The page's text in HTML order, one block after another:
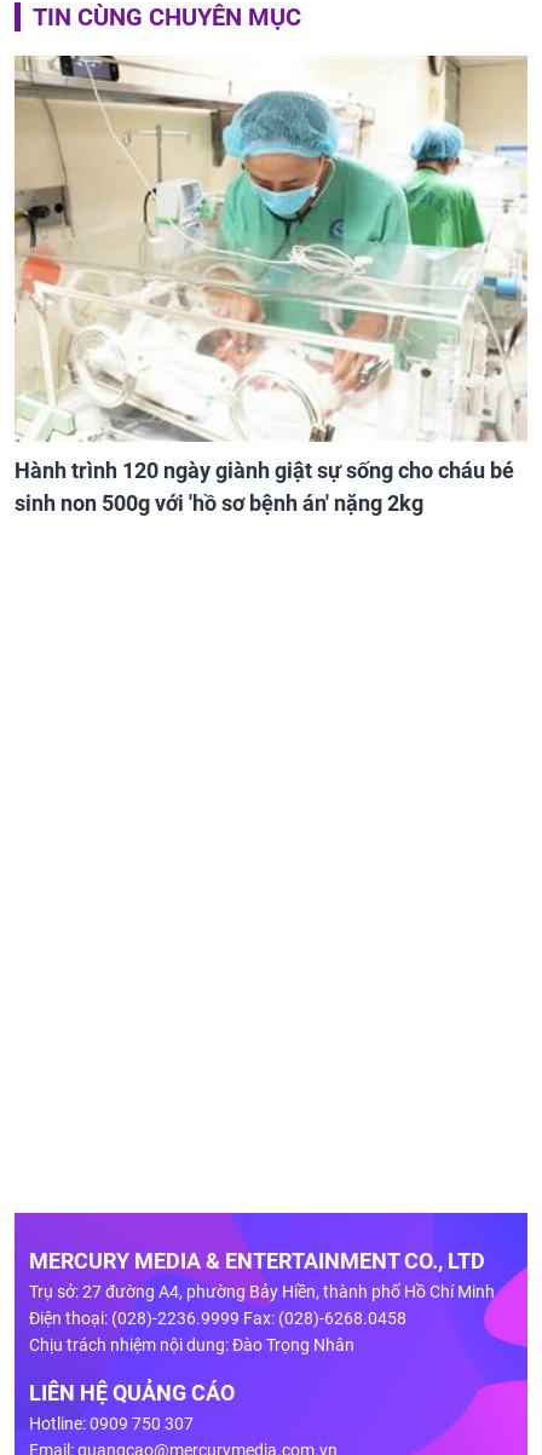
TIN CÙNG CHUYÊN MỤC
Hành trình 120 ngày giành giật sự sống cho cháu bé
sinh non 500g với 'hồ sơ bệnh án' nặng 2kg
MERCURY MEDIA & ENTERTAINMENT CO., LTD
Trụ sở: 27 đường A4, phường Bảy Hiền, thành phố Hồ Chí Minh
Điện thoại: (028)-2236.9999 Fax: (028)-6268.0458
Chịu trách nhiệm nội dung: Đào Trọng Nhân
LIÊN HỆ QUẢNG CÁO
Hotline: 0909 750 307
Email:quangcao@mercurymedia.com.vn